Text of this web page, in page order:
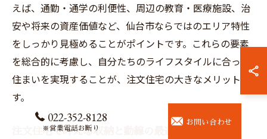
えば、通勤・通学の利便性、周辺の教育・医療施設、治
安や将来の資産価値など、仙台市ならではのエリア特性
をしっかり見極めることがポイントです。これらの要素
を総合的に考慮し、自分たちのライフスタイルに合った
住まいを実現することが、注文住宅の大きなメリットで
す。
注文住宅で叶える収納と動線の最適化
022-352-8128
※営業電話お断り
お問い合わせ